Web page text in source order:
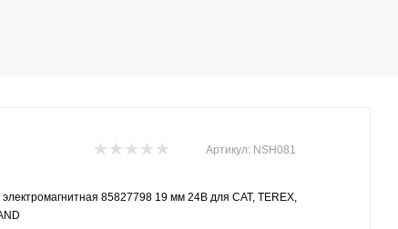
Артикул: NSH081
85827798 19 мм 24В для CAT, TEREX,